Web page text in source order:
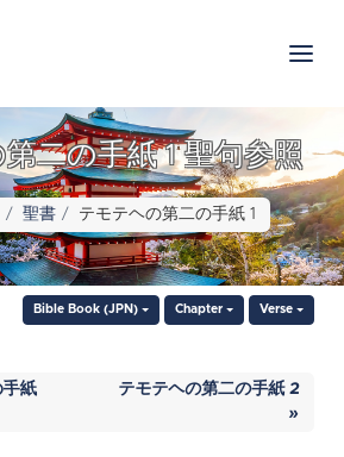
二の手紙 1 聖句参照
聖書 テモテヘの第二の手紙 1
Bible Book (JPN) Chapter Verse
手紙
テモテヘの第二の手紙 2
»